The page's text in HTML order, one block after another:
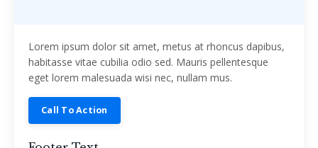
Lorem ipsum dolor sit amet, metus at rhoncus dapibus,
habitasse vitae cubilia odio sed. Mauris pellentesque
eget lorem malesuada wisi nec, nullam mus.
Call To Action